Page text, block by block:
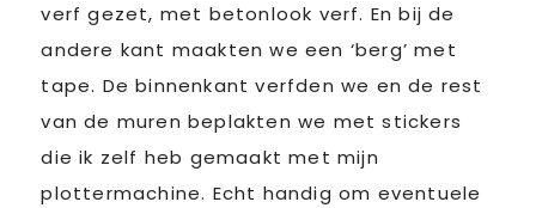
verf gezet, met betonlook verf. En bij de
andere kant maakten we een ‘berg’ met
tape. De binnenkant verfden we en de rest
van de muren beplakten we met stickers
die ik zelf heb gemaakt met mijn
plottermachine. Echt handig om eventuele